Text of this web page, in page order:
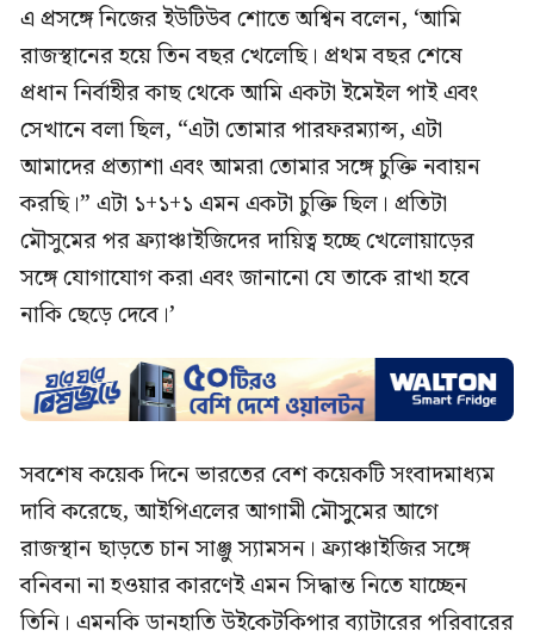
এ প্রসঙ্গে নিজের ইউটিউব শোতে অশ্বিন বলেন, ‘আমি
রাজস্থানের হয়ে তিন বছর খেলেছি। প্রথম বছর শেষে
প্রধান নির্বাহীর কাছ থেকে আমি একটা ইমেইল পাই এবং
সেখানে বলা ছিল, “এটা তোমার পারফরম্যান্স, এটা
আমাদের প্রত্যাশা এবং আমরা তোমার সঙ্গে চুক্তি নবায়ন
করছি।” এটা ১+১+১ এমন একটা চুক্তি ছিল। প্রতিটা
মৌসুমের পর ফ্র্যাঞ্চাইজিদের দায়িত্ব হচ্ছে খেলোয়াড়ের
সঙ্গে যোগাযোগ করা এবং জানানো যে তাকে রাখা হবে
নাকি ছেড়ে দেবে।’
সবশেষ কয়েক দিনে ভারতের বেশ কয়েকটি সংবাদমাধ্যম
দাবি করেছে, আইপিএলের আগামী মৌসুুমের আগে
রাজস্থান ছাড়তে চান সাঞ্জু স্যামসন। ফ্র্যাঞ্চাইজির সঙ্গে
বনিবনা না হওয়ার কারণেই এমন সিদ্ধান্ত নিতে যাচ্ছেন
তিনি। এমনকি ডানহাতি উইকেটকিপার ব্যাটারের পরিবারের